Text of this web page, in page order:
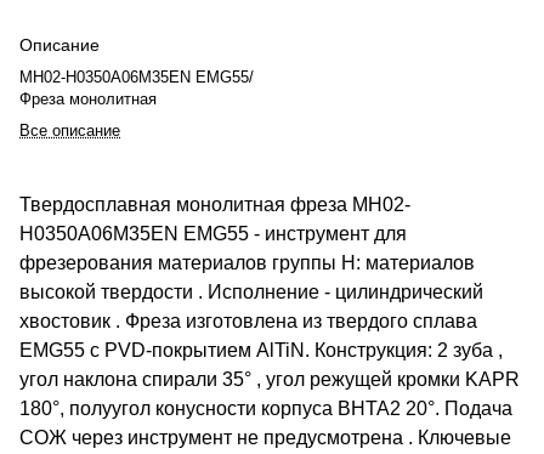
Описание
MH02-H0350A06M35EN EMG55/
Фреза монолитная
Все описание
Твердосплавная монолитная фреза MH02-
H0350A06M35EN EMG55 - инструмент для
фрезерования материалов группы H: материалов
высокой твердости . Исполнение - цилиндрический
хвостовик . Фреза изготовлена из твердого сплава
EMG55 с PVD-покрытием AlTiN. Конструкция: 2 зуба ,
угол наклона спирали 35° , угол режущей кромки KAPR
180°, полуугол конусности корпуса BHTA2 20°. Подача
СОЖ через инструмент не предусмотрена . Ключевые